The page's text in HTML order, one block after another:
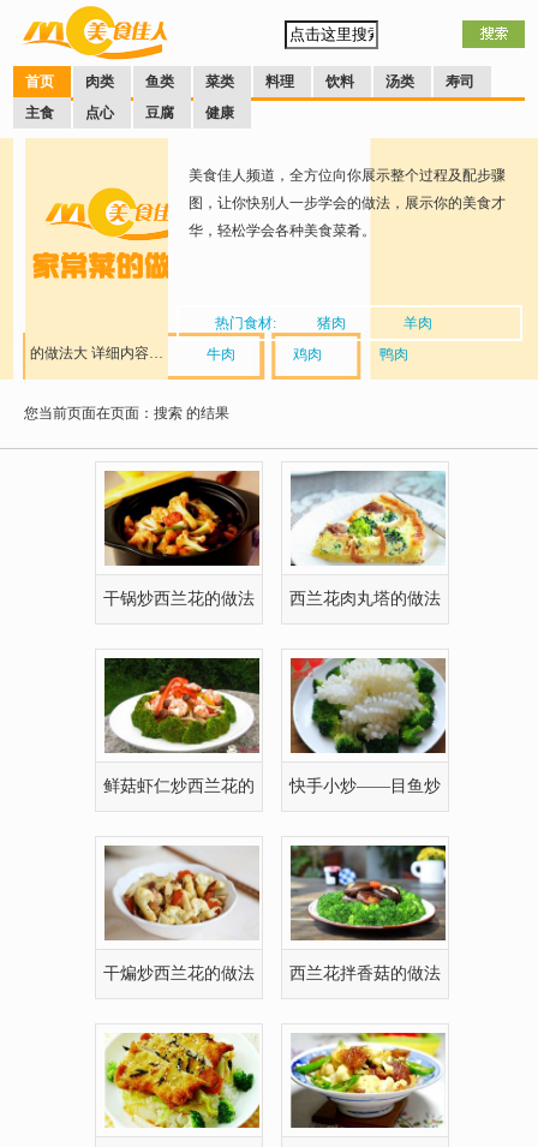
首页 肉类 鱼类 菜类 料理 饮料 汤类
寿司
主食
点心 豆腐 健康
详细内容…
的做法大
全
美食佳人频道，全方位向你展示整个过程及配步骤
图，让你快别人一步学会的做法，展示你的美食才
华，轻松学会各种美食菜肴。
热门食材: 猪肉
羊肉
牛肉
鸡肉 鸭肉
您当前页面在页面：搜索 的结果
干锅炒西兰花的做法 西兰花肉丸塔的做法
鲜菇虾仁炒西兰花的 快手小炒——目鱼炒
干煸炒西兰花的做法 西兰花拌香菇的做法